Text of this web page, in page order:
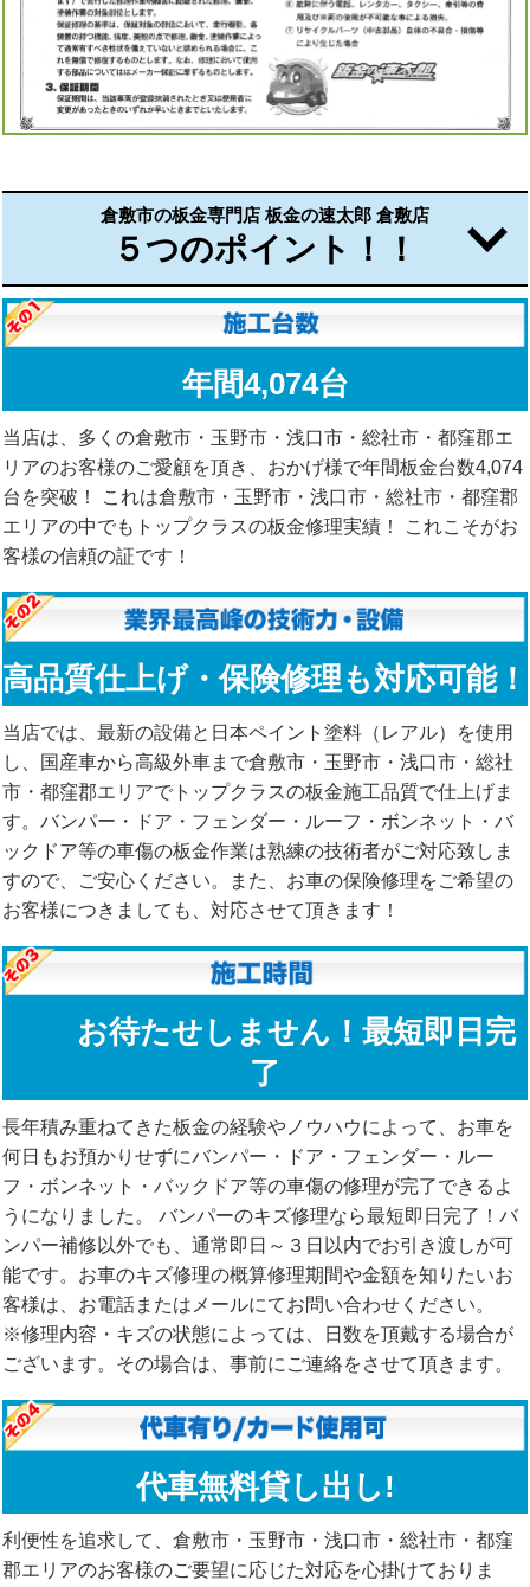
倉敷市の板金専門店 板金の速太郎 倉敷店
５つのポイント！！
年間4,074台
当店は、多くの倉敷市・玉野市・浅口市・総社市・都窪郡エ
リアのお客様のご愛顧を頂き、おかげ様で年間板金台数4,074
台を突破！ これは倉敷市・玉野市・浅口市・総社市・都窪郡
エリアの中でもトップクラスの板金修理実績！ これこそがお
客様の信頼の証です！
高品質仕上げ・保険修理も対応可能！
当店では、最新の設備と日本ペイント塗料（レアル）を使用
し、国産車から高級外車まで倉敷市・玉野市・浅口市・総社
市・都窪郡エリアでトップクラスの板金施工品質で仕上げま
す。バンパー・ドア・フェンダー・ルーフ・ボンネット・バ
ックドア等の車傷の板金作業は熟練の技術者がご対応致しま
すので、ご安心ください。また、お車の保険修理をご希望の
お客様につきましても、対応させて頂きます！
お待たせしません！最短即日完
了
長年積み重ねてきた板金の経験やノウハウによって、お車を
何日もお預かりせずにバンパー・ドア・フェンダー・ルー
フ・ボンネット・バックドア等の車傷の修理が完了できるよ
うになりました。 バンパーのキズ修理なら最短即日完了！バ
ンパー補修以外でも、通常即日～３日以内でお引き渡しが可
能です。お車のキズ修理の概算修理期間や金額を知りたいお
客様は、お電話またはメールにてお問い合わせください。
※修理内容・キズの状態によっては、日数を頂戴する場合が
ございます。その場合は、事前にご連絡をさせて頂きます。
代車無料貸し出し!
利便性を追求して、倉敷市・玉野市・浅口市・総社市・都窪
郡エリアのお客様のご要望に応じた対応を心掛けておりま